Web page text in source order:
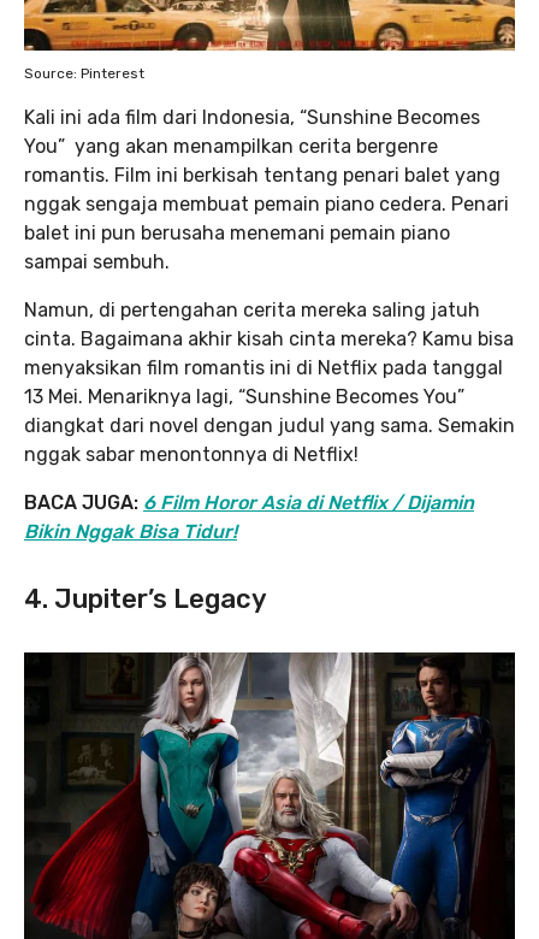
Source: Pinterest
Kali ini ada film dari Indonesia, “Sunshine Becomes
You” yang akan menampilkan cerita bergenre
romantis. Film ini berkisah tentang penari balet yang
nggak sengaja membuat pemain piano cedera. Penari
balet ini pun berusaha menemani pemain piano
sampai sembuh.
Namun, di pertengahan cerita mereka saling jatuh
cinta. Bagaimana akhir kisah cinta mereka? Kamu bisa
menyaksikan film romantis ini di Netflix pada tanggal
13 Mei. Menariknya lagi, “Sunshine Becomes You”
diangkat dari novel dengan judul yang sama. Semakin
nggak sabar menontonnya di Netflix!
BACA JUGA: 6 Film Horor Asia di Netflix / Dijamin
Bikin Nggak Bisa Tidur!
4. Jupiter’s Legacy